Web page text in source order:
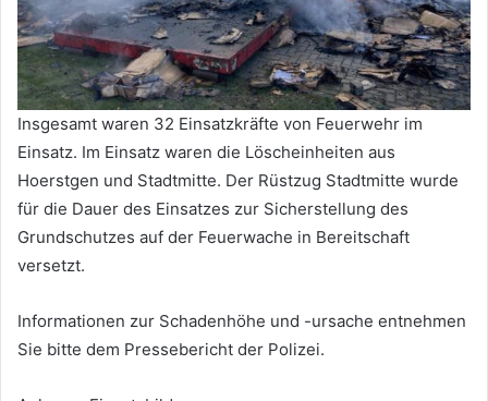
Insgesamt waren 32 Einsatzkräfte von Feuerwehr im
Einsatz. Im Einsatz waren die Löscheinheiten aus
Hoerstgen und Stadtmitte. Der Rüstzug Stadtmitte wurde
für die Dauer des Einsatzes zur Sicherstellung des
Grundschutzes auf der Feuerwache in Bereitschaft
versetzt.
Informationen zur Schadenhöhe und -ursache entnehmen
Sie bitte dem Pressebericht der Polizei.